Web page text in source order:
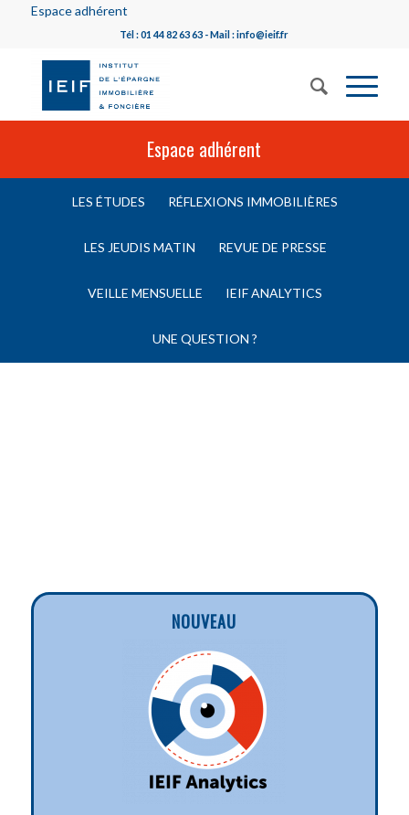
Espace adhérent
Tél : 01 44 82 63 63 - Mail : info@ieif.fr
Espace adhérent
LES ÉTUDES RÉFLEXIONS IMMOBILIÈRES
LES JEUDIS MATIN REVUE DE PRESSE
VEILLE MENSUELLE IEIF ANALYTICS
UNE QUESTION ?
NOUVEAU